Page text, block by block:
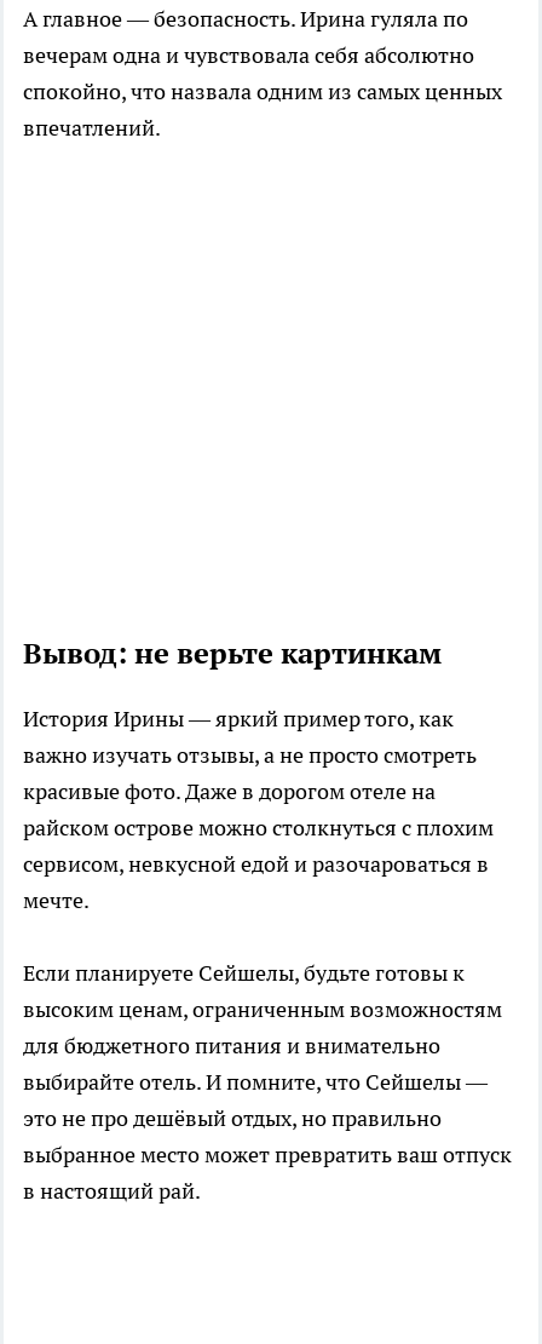
А главное — безопасность. Ирина гуляла по
вечерам одна и чувствовала себя абсолютно
спокойно, что назвала одним из самых ценных
впечатлений.
Вывод: не верьте картинкам
История Ирины — яркий пример того, как
важно изучать отзывы, а не просто смотреть
красивые фото. Даже в дорогом отеле на
райском острове можно столкнуться с плохим
сервисом, невкусной едой и разочароваться в
мечте.
Если планируете Сейшелы, будьте готовы к
высоким ценам, ограниченным возможностям
для бюджетного питания и внимательно
выбирайте отель. И помните, что Сейшелы —
это не про дешёвый отдых, но правильно
выбранное место может превратить ваш отпуск
в настоящий рай.